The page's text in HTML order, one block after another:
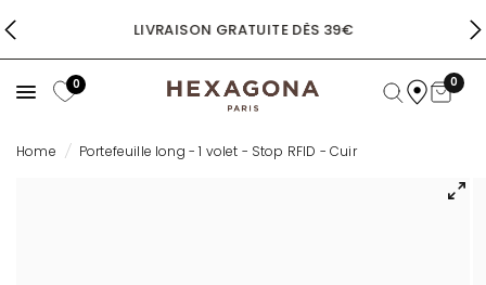
LIVRAISON GRATUITE DÈS 39€
0 0
Home / Portefeuille long - 1 volet - Stop RFID - Cuir